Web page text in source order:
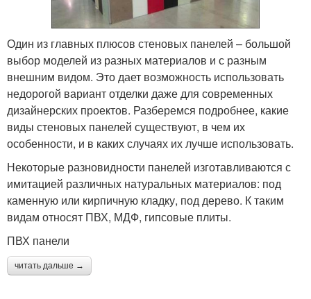
Один из главных плюсов стеновых панелей – большой
выбор моделей из разных материалов и с разным
внешним видом. Это дает возможность использовать
недорогой вариант отделки даже для современных
дизайнерских проектов. Разберемся подробнее, какие
виды стеновых панелей существуют, в чем их
особенности, и в каких случаях их лучше использовать.
Некоторые разновидности панелей изготавливаются с
имитацией различных натуральных материалов: под
каменную или кирпичную кладку, под дерево. К таким
видам относят ПВХ, МДФ, гипсовые плиты.
ПВХ панели
читать дальше →